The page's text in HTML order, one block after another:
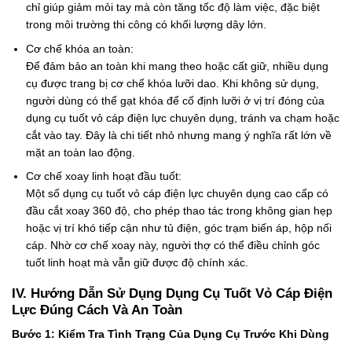
chỉ giúp giảm mỏi tay mà còn tăng tốc độ làm việc, đặc biệt
trong môi trường thi công có khối lượng dây lớn.
Cơ chế khóa an toàn:
Để đảm bảo an toàn khi mang theo hoặc cất giữ, nhiều dụng
cụ được trang bị cơ chế khóa lưỡi dao. Khi không sử dụng,
người dùng có thể gạt khóa để cố định lưỡi ở vị trí đóng của
dụng cụ tuốt vỏ cáp điện lực chuyên dụng, tránh va chạm hoặc
cắt vào tay. Đây là chi tiết nhỏ nhưng mang ý nghĩa rất lớn về
mặt an toàn lao động.
Cơ chế xoay linh hoạt đầu tuốt:
Một số dụng cụ tuốt vỏ cáp điện lực chuyên dụng cao cấp có
đầu cắt xoay 360 độ, cho phép thao tác trong không gian hẹp
hoặc vị trí khó tiếp cận như tủ điện, góc trạm biến áp, hộp nối
cáp. Nhờ cơ chế xoay này, người thợ có thể điều chỉnh góc
tuốt linh hoạt mà vẫn giữ được độ chính xác.
IV. Hướng Dẫn Sử Dụng Dụng Cụ Tuốt Vỏ Cáp Điện
Lực Đúng Cách Và An Toàn
Bước 1: Kiểm Tra Tình Trạng Của Dụng Cụ Trước Khi Dùng